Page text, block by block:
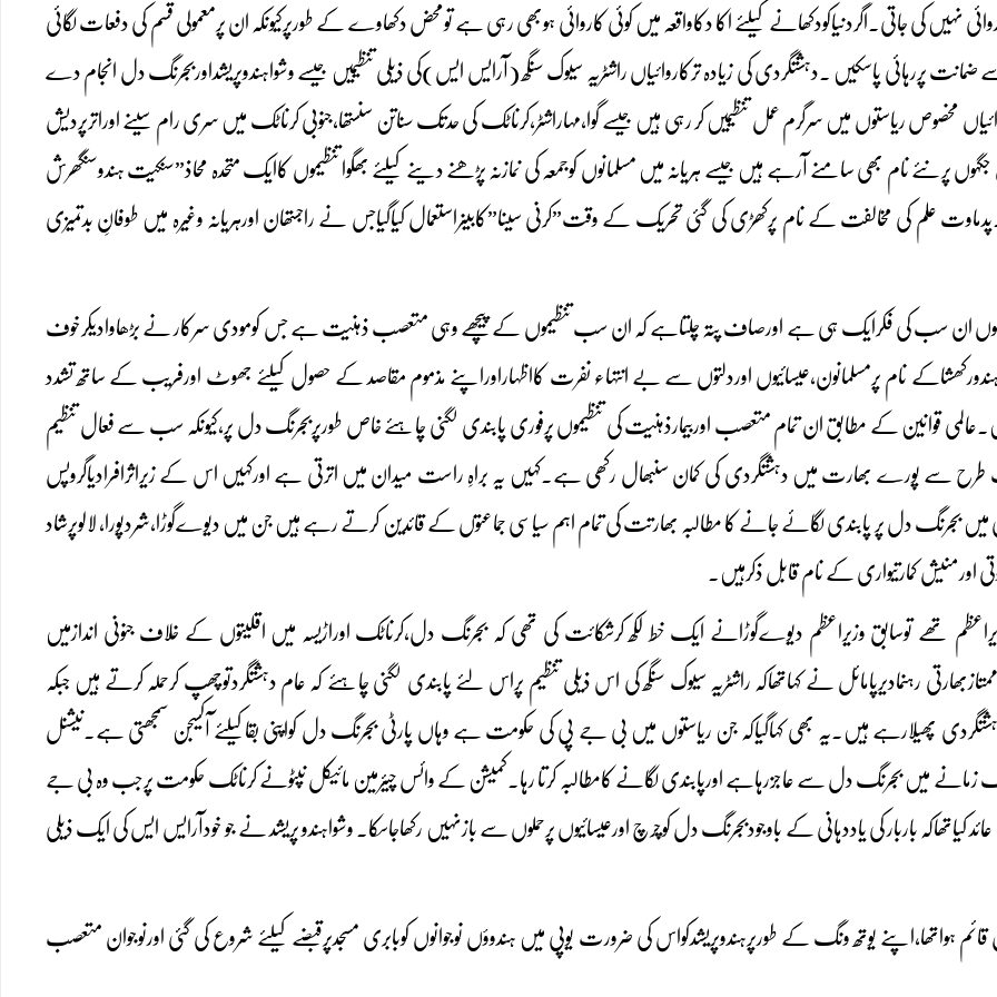
نہیں کی جاتی۔اگردنیاکودکھانے کیلئے اکا دکاواقعہ میں کوئی کاروائی ہوبھی رہی ہے تومحض دکھاوے کے طورپرکیونکہ ان پرمعمولی قسم کی دفعات لگائی
ضمانت پررہائی پاسکیں ۔دہشتگردی کی زیادہ ترکاروائیاں راشٹریہ سیوک سنگھ (آرایس ایس)کی ذیلی تنظیمیں جیسے وشواہندوپریشداوربجرنگ دل انجام دے
مخصوص ریاستوں میں سرگرم عمل تنظیمیں کر رہی ہیں جیسے گوا،مہاراشٹر،کرناٹک کی حدتک سناتن سنستھا،جنوبی کرناٹک میں سری رام سینے اوراترپردیش
پرنئے نام بھی سامنے آرہے ہیں جیسے ہریانہ میں مسلمانوں کوجمعہ کی نمازنہ پڑھنے دینے کیلئے بھگوا تنظیموں کاایک متحدہ محاذ”سنکیت ہندوسنگھرش
علم کی مخالفت کے نام پرکھڑی کی گئی تحریک کے وقت”کرنی سینا”کابینراستعمال کیاگیاجس نے راجستھان اورہریانہ وغیرہ میں طوفانِ بدتمیزی
ہوں ان سب کی فکرایک ہی ہے اورصاف پتہ چلتاہے کہ ان سب تنظیموں کے پیچھے وہی متعصب ذہنیت ہے جس کومودی سرکار نے بڑھاوادیکرخوف
نام پرمسلمانون،عیسائیوں اوردلتوں سے بے انتہاء نفرت کااظہاراوراپنے مذموم مقاصد کے حصول کیلئے جھوٹ اورفریب کے ساتھ تشدد
قوانین کے مطابق ان تمام متعصب اوربیمارذہنیت کی تنظیموں پرفوری پابندی لگنی چاہئے خاص طورپربجرنگ دل پر،کیونکہ سب سے فعال تنظیم
پورے بھارت میں دہشتگردی کی کمان سنبھال رکھی ہے۔کہیں یہ براہِ راست میدان میں اترتی ہے اورکہیں اس کے زیراثرافرادیاگروپس
بجرنگ دل پر پابندی لگائے جانے کا مطالبہ بھارتت کی تمام اہم سیاسی جماعتوں کے قائدین کرتے رہے ہیں جن میں دیوےگوڑا،شردپورا، لالوپرشاد
اورمنیش کمارتیواری کے نام قابل ذکرہیں۔
تھے توسابق وزیراعظم دیوےگوڑانے ایک خط لکھ کرشکائت کی تھی کہ بجرنگ دل،کرناٹک اوراڑیسہ میں اقلیتوں کے خلاف جنونی اندازمیں
رہنمادیرپامائل نے کہاتھاکہ راشٹریہ سیوک سنگھ کی اس ذیلی تنظیم پراس لئے پابندی لگنی چاہئے کہ عام دہشتگردتوچھپ کرحملہ کرتے ہیں جبکہ
پھیلارہے ہیں۔یہ بھی کہاگیاکہ جن ریاستوں میں بی جے پی کی حکومت ہے وہاں پارٹی بجرنگ دل کواپنی بقاکیلئے آکسیجن سمجھتی ہے۔نیشنل
ایک زمانے میں بجرنگ دل سے عاجزرہاہے اورپابندی لگانے کامطالبہ کرتا رہا۔کمیشن کے وائس چیئرمین مائیکل نپٹونے کرناٹک حکومت پرجب وہ بی جے
کیاتھاکہ باربار کی یاددہانی کے باوجودبجرنگ دل کوچرچ اورعیسائیوں پرحملوں سے بازنہیں رکھاجاسکا۔ وشواہندو پریشد نے جو خودآرایس ایس کی ایک ذیلی
قائم ہواتھا،اپنے یوتھ ونگ کے طورپرہندوپریشدکواس کی ضرورت یوپی میں ہندوؤں نوجوانوں کوبابری مسجدپرقبضے کیلئے شروع کی گئی اورنوجوان متعصب